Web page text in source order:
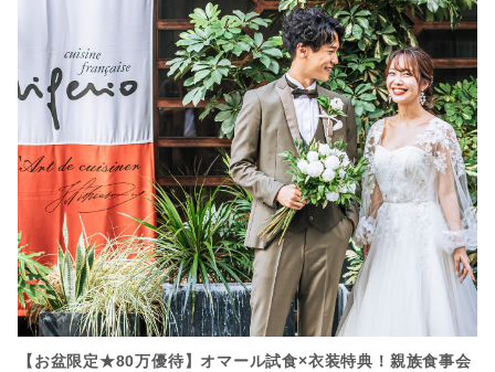
【お盆限定★80万優待】オマール試食×衣装特典！親族食事会